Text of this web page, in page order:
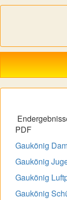
PDF
Gaukönig
Gaukönig
Gaukönig
Gaukönig